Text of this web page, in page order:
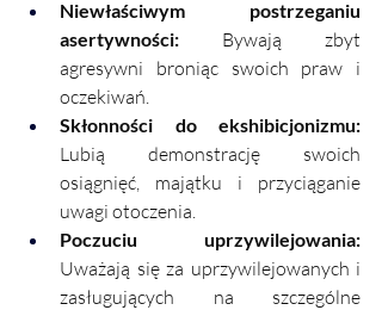
Niewłaściwym postrzeganiu
asertywności: Bywają zbyt
agresywni broniąc swoich praw i
oczekiwań.
Skłonności do ekshibicjonizmu:
Lubią demonstrację swoich
osiągnięć, majątku i przyciąganie
uwagi otoczenia.
Poczuciu uprzywilejowania:
Uważają się za uprzywilejowanych i
zasługujących na szczególne